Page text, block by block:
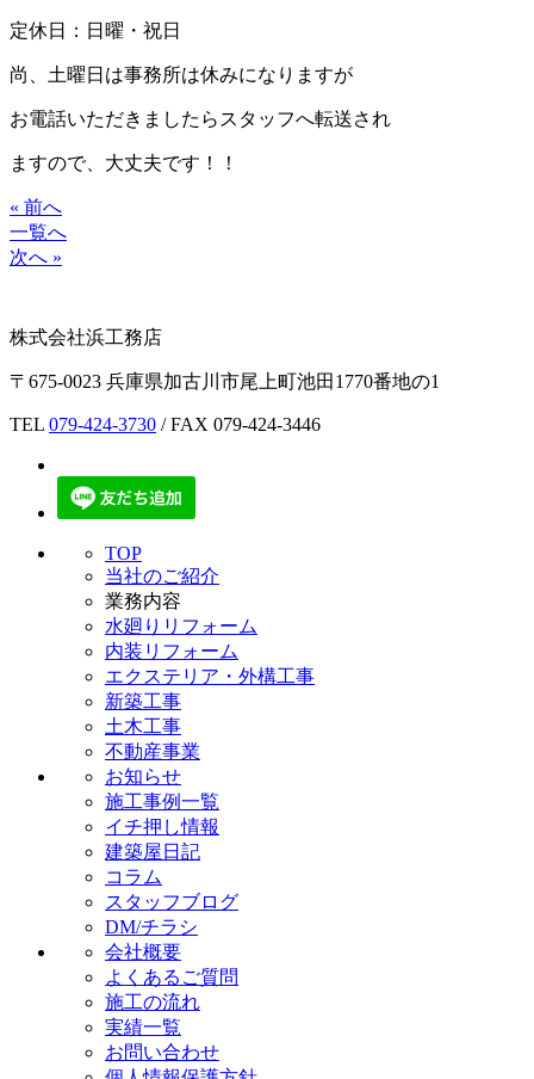
定休日：日曜・祝日
尚、土曜日は事務所は休みになりますが
お電話いただきましたらスタッフへ転送され
ますので、大丈夫です！！
« 前へ
一覧へ
次へ »
株式会社浜工務店
〒675-0023 兵庫県加古川市尾上町池田1770番地の1
TEL 079-424-3730 / FAX 079-424-3446
TOP
当社のご紹介
業務内容
水廻りリフォーム
内装リフォーム
エクステリア・外構工事
新築工事
土木工事
不動産事業
お知らせ
施工事例一覧
イチ押し情報
建築屋日記
コラム
スタッフブログ
DM/チラシ
会社概要
よくあるご質問
施工の流れ
実績一覧
お問い合わせ